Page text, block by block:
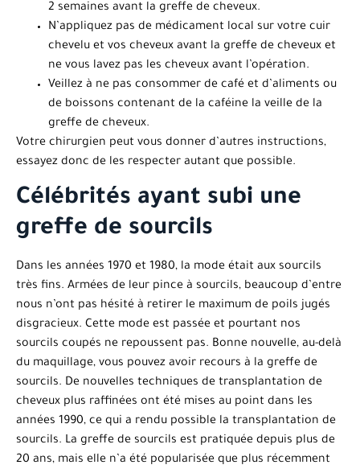
2 semaines avant la greffe de cheveux.
N’appliquez pas de médicament local sur votre cuir
chevelu et vos cheveux avant la greffe de cheveux et
ne vous lavez pas les cheveux avant l’opération.
Veillez à ne pas consommer de café et d’aliments ou
de boissons contenant de la caféine la veille de la
greffe de cheveux.
Votre chirurgien peut vous donner d’autres instructions,
essayez donc de les respecter autant que possible.
Célébrités ayant subi une
greffe de sourcils
Dans les années 1970 et 1980, la mode était aux sourcils
très fins. Armées de leur pince à sourcils, beaucoup d’entre
nous n’ont pas hésité à retirer le maximum de poils jugés
disgracieux. Cette mode est passée et pourtant nos
sourcils coupés ne repoussent pas. Bonne nouvelle, au-delà
du maquillage, vous pouvez avoir recours à la greffe de
sourcils. De nouvelles techniques de transplantation de
cheveux plus raffinées ont été mises au point dans les
années 1990, ce qui a rendu possible la transplantation de
sourcils. La greffe de sourcils est pratiquée depuis plus de
20 ans, mais elle n’a été popularisée que plus récemment